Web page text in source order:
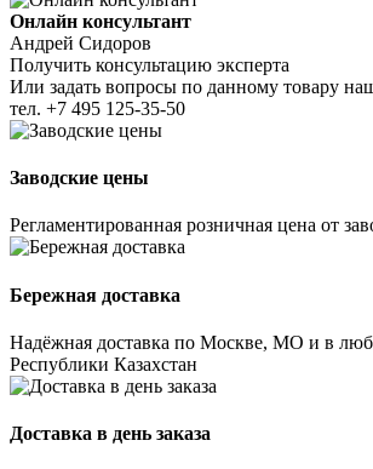
Онлайн консультант
Андрей Сидоров
Получить консультацию эксперта
Или задать вопросы по данному товару
тел. +7 495 125-35-50
Заводские цены
Регламентированная розничная цена от
Бережная доставка
Надёжная доставка по Москве, МО и в
Республики Казахстан
Доставка в день заказа